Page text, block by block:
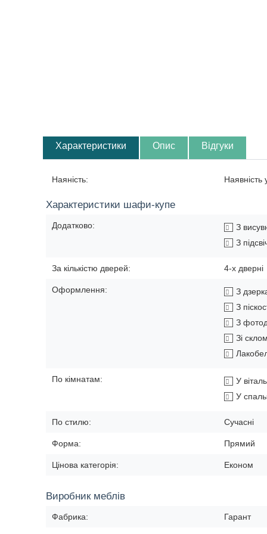
Характеристики Опис Відгуки
Наяність:
Характеристики шафи-купе
Додатково:
З
З
За кількістю дверей: 4-х дверні
Оформлення:
З
З
З
Зі склом
По кімнатам:
У
У
По стилю: Сучасні
Форма: Прямий
Цінова категорія: Економ
Виробник меблів
Фабрика: Гарант